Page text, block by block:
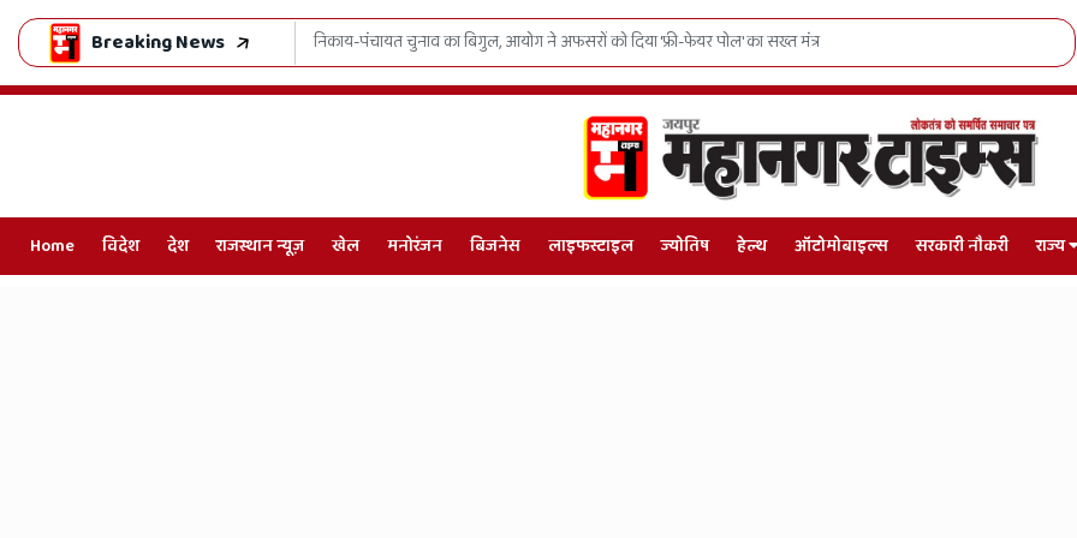
Breaking News
को दिया 'फ्री-फेयर पोल' का सख्त मंत्र भजनलाल सरकार का खेल मॉडल हिट, लेक्रोस में जनजातीय युवाओं का राष्ट्रीय दबदबा
Home विदेश देश राजस्थान न्यूज़ खेल मनोरंजन बिजनेस लाइफस्टाइल ज्योतिष हेल्थ ऑटोमोबाइल्स सरकारी नौकरी राज्य